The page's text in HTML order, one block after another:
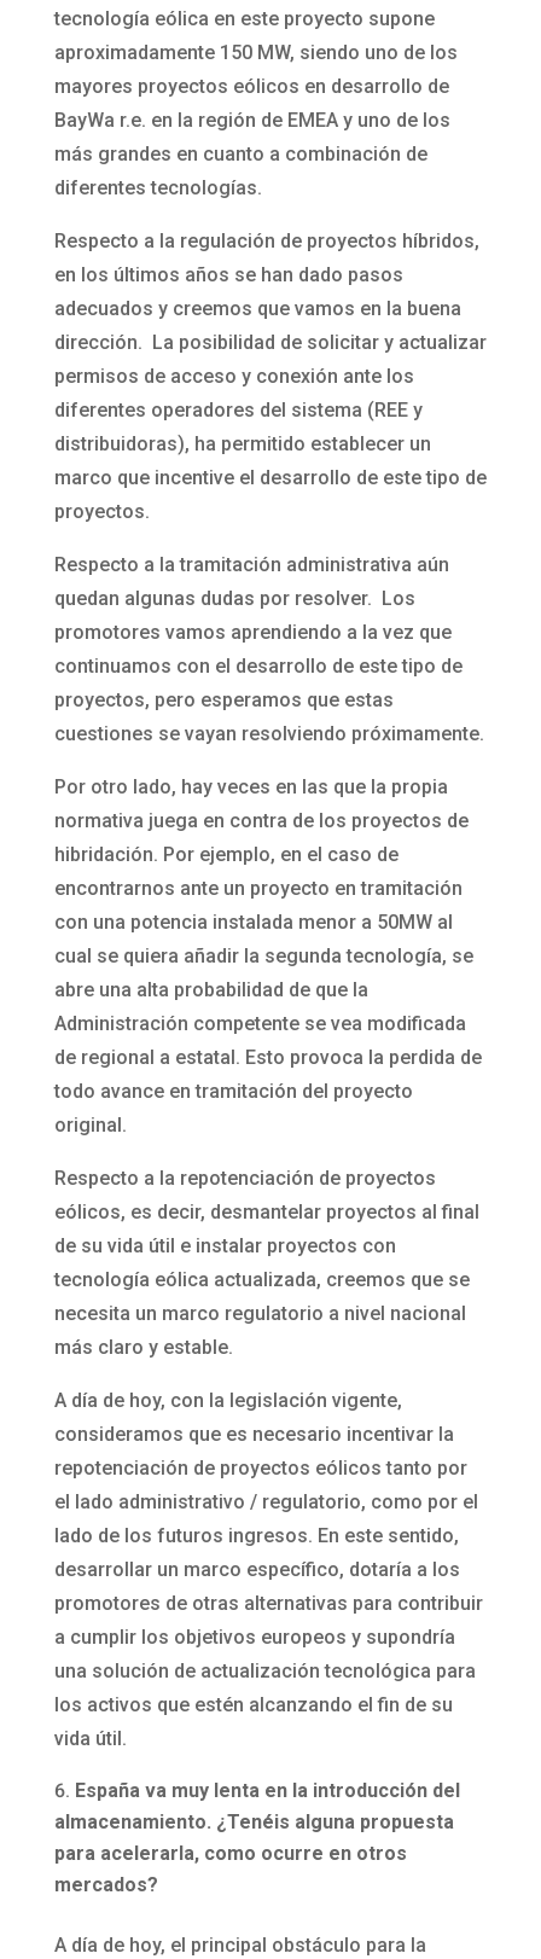
tecnología eólica en este proyecto supone
aproximadamente 150 MW, siendo uno de los
mayores proyectos eólicos en desarrollo de
BayWa r.e. en la región de EMEA y uno de los
más grandes en cuanto a combinación de
diferentes tecnologías.
Respecto a la regulación de proyectos híbridos,
en los últimos años se han dado pasos
adecuados y creemos que vamos en la buena
dirección. La posibilidad de solicitar y actualizar
permisos de acceso y conexión ante los
diferentes operadores del sistema (REE y
distribuidoras), ha permitido establecer un
marco que incentive el desarrollo de este tipo de
proyectos.
Respecto a la tramitación administrativa aún
quedan algunas dudas por resolver. Los
promotores vamos aprendiendo a la vez que
continuamos con el desarrollo de este tipo de
proyectos, pero esperamos que estas
cuestiones se vayan resolviendo próximamente.
Por otro lado, hay veces en las que la propia
normativa juega en contra de los proyectos de
hibridación. Por ejemplo, en el caso de
encontrarnos ante un proyecto en tramitación
con una potencia instalada menor a 50MW al
cual se quiera añadir la segunda tecnología, se
abre una alta probabilidad de que la
Administración competente se vea modificada
de regional a estatal. Esto provoca la perdida de
todo avance en tramitación del proyecto
original.
Respecto a la repotenciación de proyectos
eólicos, es decir, desmantelar proyectos al final
de su vida útil e instalar proyectos con
tecnología eólica actualizada, creemos que se
necesita un marco regulatorio a nivel nacional
más claro y estable.
A día de hoy, con la legislación vigente,
consideramos que es necesario incentivar la
repotenciación de proyectos eólicos tanto por
el lado administrativo / regulatorio, como por el
lado de los futuros ingresos. En este sentido,
desarrollar un marco específico, dotaría a los
promotores de otras alternativas para contribuir
a cumplir los objetivos europeos y supondría
una solución de actualización tecnológica para
los activos que estén alcanzando el fin de su
vida útil.
España va muy lenta en la introducción del
almacenamiento. ¿Tenéis alguna propuesta
para acelerarla, como ocurre en otros
mercados?
A día de hoy, el principal obstáculo para la